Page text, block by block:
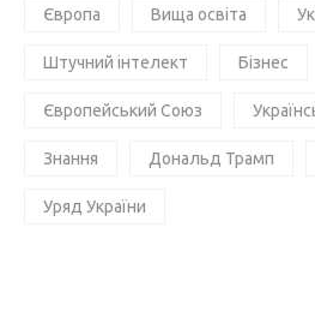
Європа Вища освіта
Штучний інтелект Бізнес
Європейський Союз
Знання Дональд Трамп
Уряд України